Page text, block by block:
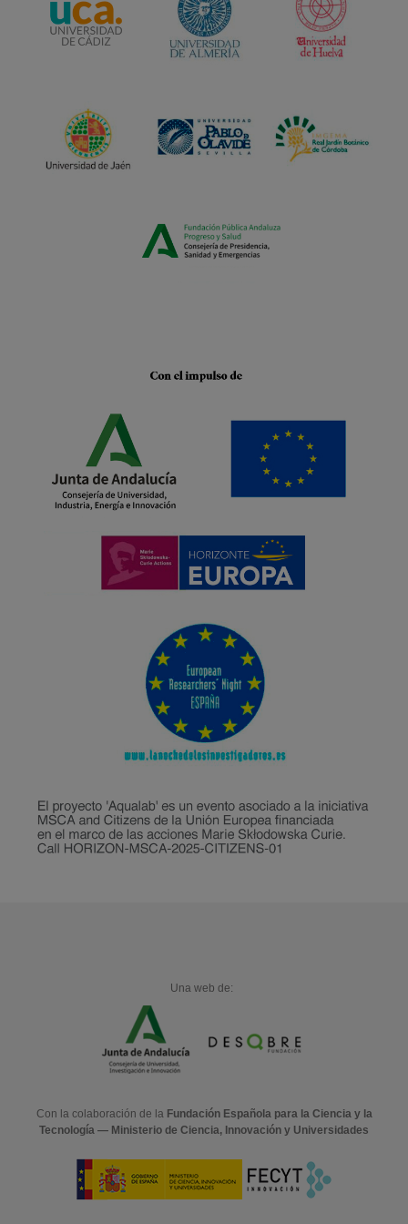
Una web de:
Con la colaboración de la Fundación Española para la Ciencia y la
Tecnología — Ministerio de Ciencia, Innovación y Universidades